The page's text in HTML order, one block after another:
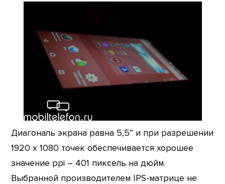
Диагональ экрана равна 5,5” и при разрешении
1920 х 1080 точек обеспечивается хорошее
значение ppi – 401 пиксель на дюйм.
Выбранной производителем IPS-матрице не